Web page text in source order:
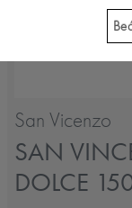
San Vicenzo
SAN
DOLCE